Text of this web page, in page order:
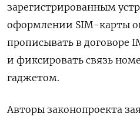
зарегистрированным
оформлении SIM-карты
прописывать в договоре
и фиксировать связь
гаджетом.
Авторы законопроекта